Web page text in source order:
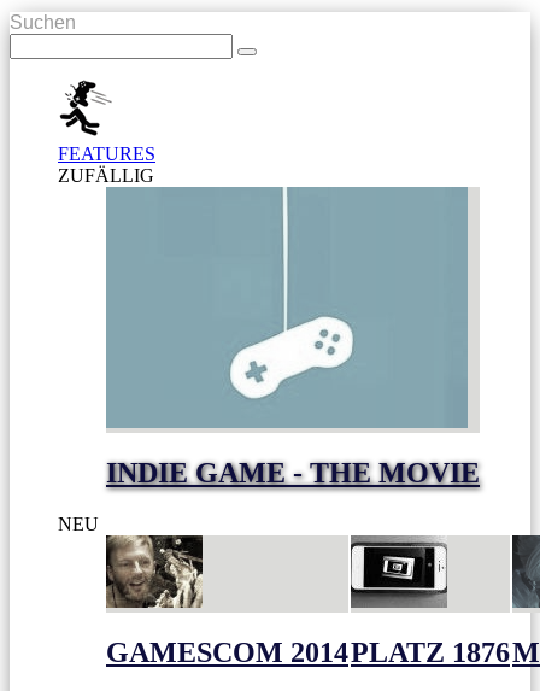
Suchen
FEATURES
ZUFÄLLIG
INDIE GAME - THE MOVIE
NEU
GAMESCOM 2014PLATZ 1876